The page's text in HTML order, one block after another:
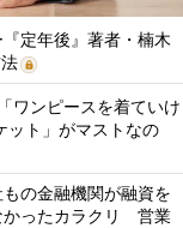
定年後』著者・楠木
ワンピースを着ていけ
ット」がマストなの
の金融機関が融資を
かったカラクリ 営業